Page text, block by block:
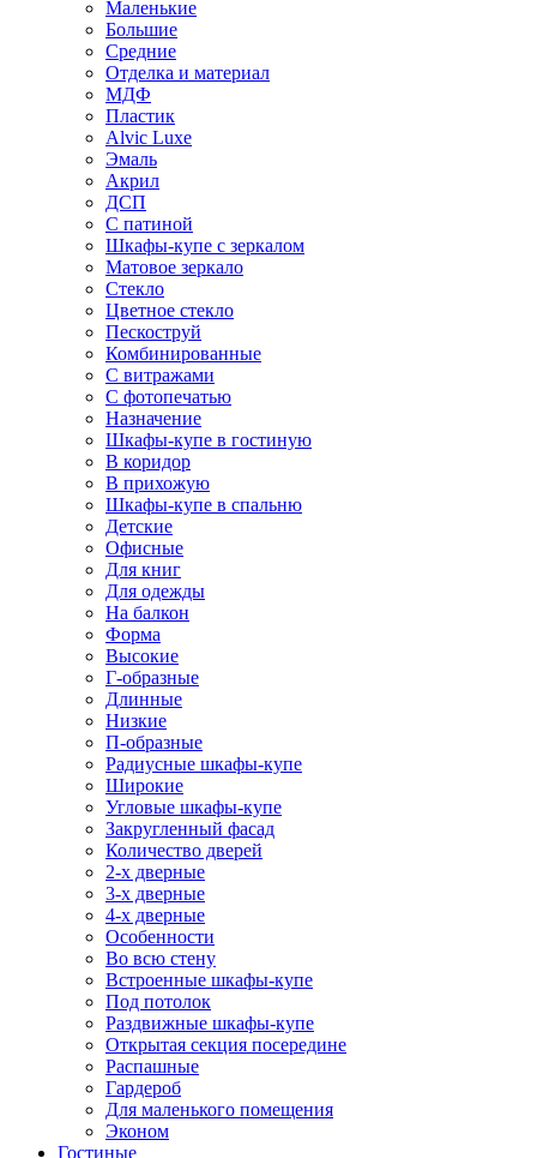
Маленькие
Большие
Средние
Отделка и материал
МДФ
Пластик
Alvic Luxe
Эмаль
Акрил
ДСП
С патиной
Шкафы-купе с зеркалом
Матовое зеркало
Стекло
Цветное стекло
Пескоструй
Комбинированные
С витражами
С фотопечатью
Назначение
Шкафы-купе в гостиную
В коридор
В прихожую
Шкафы-купе в спальню
Детские
Офисные
Для книг
Для одежды
На балкон
Форма
Высокие
Г-образные
Длинные
Низкие
П-образные
Радиусные шкафы-купе
Широкие
Угловые шкафы-купе
Закругленный фасад
Количество дверей
2-х дверные
3-х дверные
4-х дверные
Особенности
Во всю стену
Встроенные шкафы-купе
Под потолок
Раздвижные шкафы-купе
Открытая секция посередине
Распашные
Гардероб
Для маленького помещения
Эконом
Гостиные